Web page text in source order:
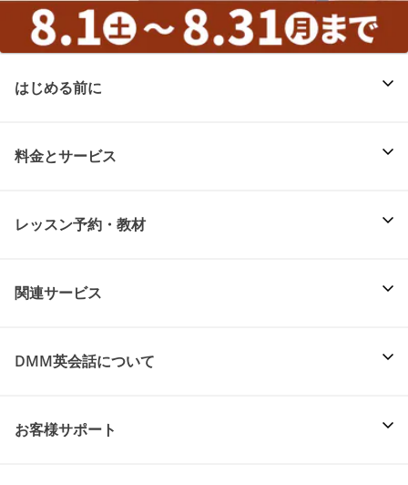
はじめる前に
料金とサービス
レッスン予約・教材
関連サービス
DMM英会話について
お客様サポート